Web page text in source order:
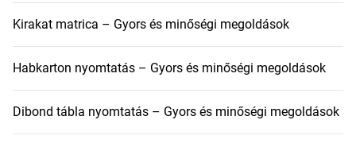
Kirakat matrica – Gyors és minőségi megoldások
Habkarton nyomtatás – Gyors és minőségi megoldások
Dibond tábla nyomtatás – Gyors és minőségi megoldások